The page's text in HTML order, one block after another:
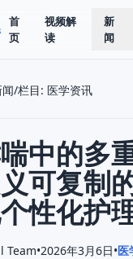
首
页
视频解
读
新
闻
/栏目: 医学资讯
中的多
可复制
性化护
Team•2026年3月6日•医